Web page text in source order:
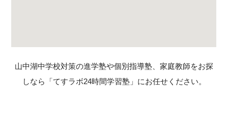
山中湖中学校対策の進学塾や個別指導塾、家庭教師をお探
しなら「てすラボ24時間学習塾」にお任せください。